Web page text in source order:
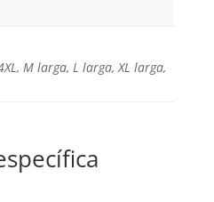
4XL, M larga, L larga, XL larga,